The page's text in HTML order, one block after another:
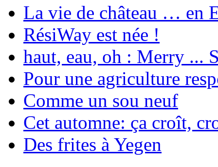
La vie de château … en
RésiWay est née !
haut, eau, oh : Merry ...
Pour une agriculture
Comme un sou neuf
Cet automne: ça croît,
Des frites à Yegen